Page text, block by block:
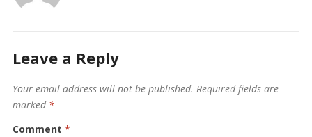
Leave a Reply
Your email address will not be published. Required fields are
marked *
Comment *